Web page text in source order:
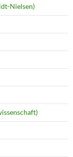
Nielsen)